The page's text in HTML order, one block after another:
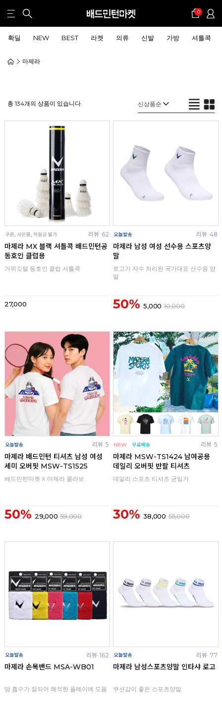
0
확딜 NEW BEST 라켓 의류 신발 가방 셔틀콕
마제라
총 134개의 상품이 있습니다.
리뷰 62
마제라 MX 블랙 셔틀콕 배드민턴공
동호인 클럽용
거위깃털 동호인 클럽 셔틀콕
27,000
리뷰 48
마제라 남성 여성 선수용 스포츠양
말
로고가 자수 처리된 국가대표 선수용 양
말
50% 5,000 10,000
리뷰 5
마제라 배드민턴 티셔츠 남성 여성
세미 오버핏 MSW-TS1525
배드민턴마켓 X 마제라 콜라보
50% 29,000 59,000
리뷰 5
마제라 MSW-TS1424 남여공용
데일리 오버핏 반팔 티셔츠
데일리 스포츠 티셔츠 균일가
30% 38,000 55,000
리뷰 162
마제라 손목밴드 MSA-WB01
땀 흡수가 잘되어 쾌적한 플레이에 도움
리뷰 77
마제라 남성스포츠양말 인타샤 로고
쿠션감이 좋은 스포츠양말